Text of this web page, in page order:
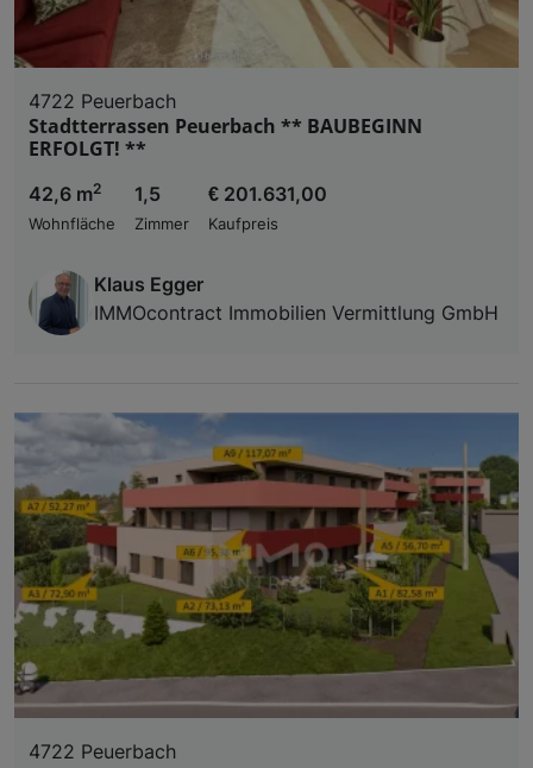
4722 Peuerbach
Stadtterrassen Peuerbach ** BAUBEGINN
ERFOLGT! **
42,6 m2
Wohnfläche
1,5
Zimmer
€ 201.631,00
Kaufpreis
Klaus Egger
IMMOcontract Immobilien Vermittlung GmbH
4722 Peuerbach